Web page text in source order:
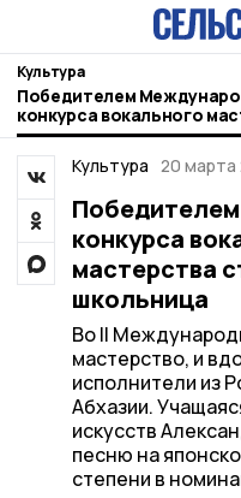
Культура
Победителем
конкурса вокального
знаменская школьница
Культура 20 марта
конкурса
мастерства
школьница
Во II
мастерство, и
исполнители из
Абхазии.
искусств
песню на
степени в